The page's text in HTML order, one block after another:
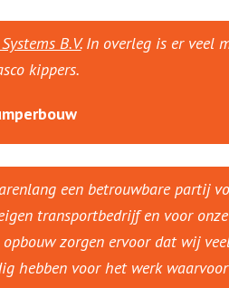
B.V.In overleg is er veel
kippers.
een betrouwbare partij
transportbedrijf en voor
zorgen ervoor dat wij veel
hebben voor het werk